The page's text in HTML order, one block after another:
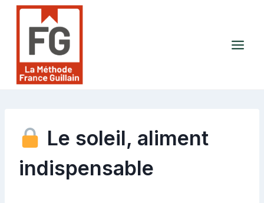
Aller
contenu
Le soleil, aliment
indispensable